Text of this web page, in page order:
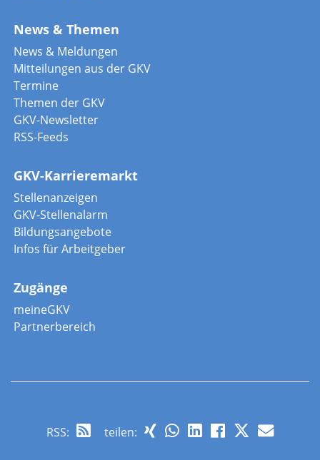
News & Themen
News & Meldungen
Mitteilungen aus der GKV
Termine
Themen der GKV
GKV-Newsletter
RSS-Feeds
GKV-Karrieremarkt
Stellenanzeigen
GKV-Stellenalarm
Bildungsangebote
Infos für Arbeitgeber
Zugänge
meineGKV
Partnerbereich
RSS: teilen: